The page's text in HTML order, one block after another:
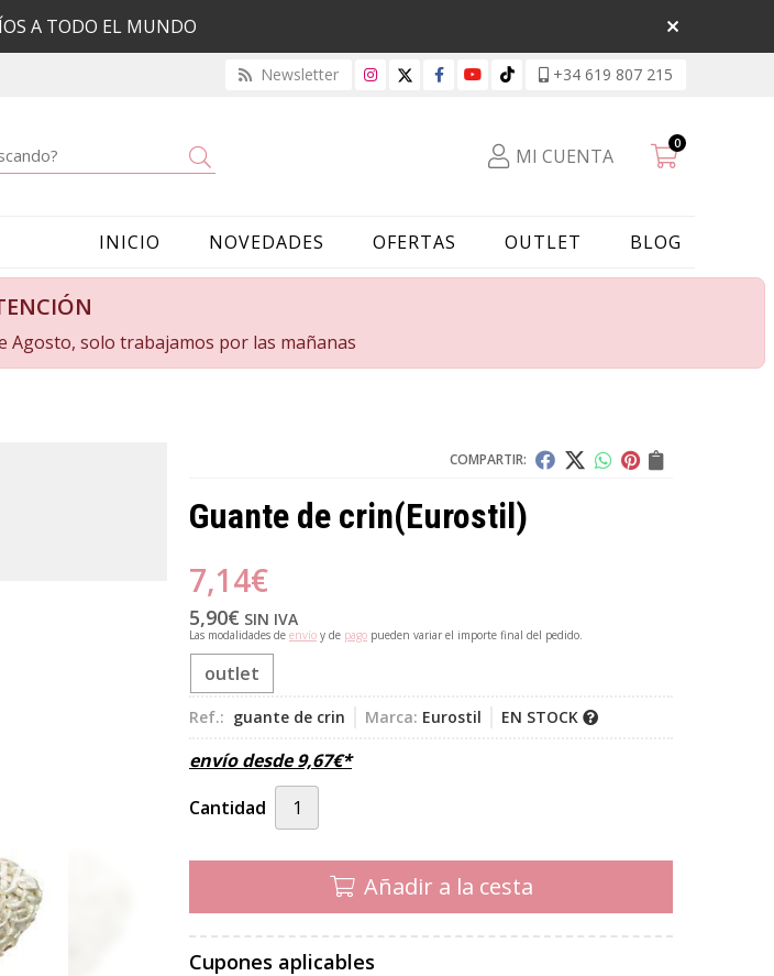
A TODO EL MUNDO
Newsletter +34 619 807 215
MI CUENTA
0
INICIO NOVEDADES OFERTAS OUTLET BLOG
Agosto, solo trabajamos por las mañanas
COMPARTIR:
Guante de crin(Eurostil)
7,14€
5,90€ SIN IVA
Las modalidades de envío y de pago pueden variar el importe final del pedido.
outlet
Ref.: guante de crin Marca: Eurostil EN STOCK
envío desde9,67€*
Cantidad
Añadir a la cesta
Cupones aplicables